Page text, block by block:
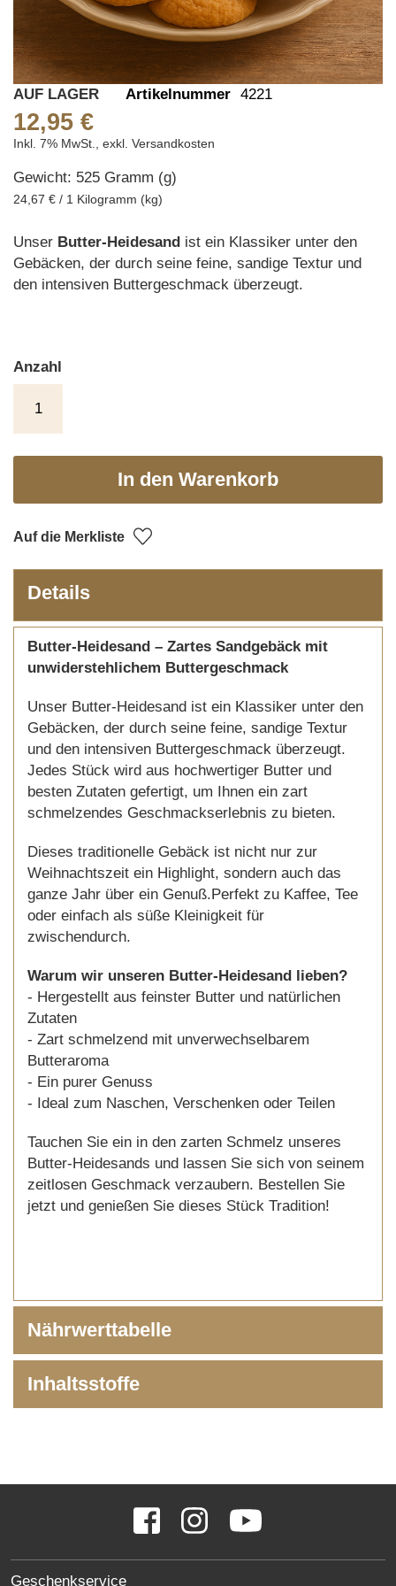
Skip
to
the
of
the
gallery
AUF LAGER Artikelnummer 4221
12,95 €
Inkl. 7% MwSt., exkl. Versandkosten
Gewicht: 525 Gramm (g)
24,67 € / 1 Kilogramm (kg)
Unser Butter-Heidesand ist ein Klassiker unter den
Gebäcken, der durch seine feine, sandige Textur und
den intensiven Buttergeschmack überzeugt.
Anzahl
In den Warenkorb
Auf die Merkliste
Details
Butter-Heidesand – Zartes Sandgebäck mit
unwiderstehlichem Buttergeschmack
Unser Butter-Heidesand ist ein Klassiker unter den
Gebäcken, der durch seine feine, sandige Textur
und den intensiven Buttergeschmack überzeugt.
Jedes Stück wird aus hochwertiger Butter und
besten Zutaten gefertigt, um Ihnen ein zart
schmelzendes Geschmackserlebnis zu bieten.
Dieses traditionelle Gebäck ist nicht nur zur
Weihnachtszeit ein Highlight, sondern auch das
ganze Jahr über ein Genuß.Perfekt zu Kaffee, Tee
oder einfach als süße Kleinigkeit für
zwischendurch.
Warum wir unseren Butter-Heidesand lieben?
- Hergestellt aus feinster Butter und natürlichen
Zutaten
- Zart schmelzend mit unverwechselbarem
Butteraroma
- Ein purer Genuss
- Ideal zum Naschen, Verschenken oder Teilen
Tauchen Sie ein in den zarten Schmelz unseres
Butter-Heidesands und lassen Sie sich von seinem
zeitlosen Geschmack verzaubern. Bestellen Sie
jetzt und genießen Sie dieses Stück Tradition!
Nährwerttabelle
Inhaltsstoffe
LINKS
FacebookInstagramYouTube
SITE
Geschenkservice